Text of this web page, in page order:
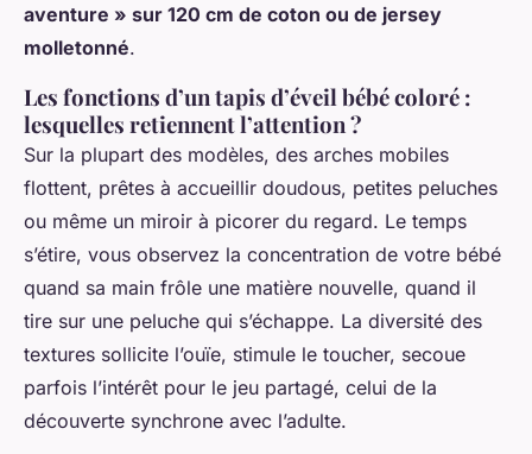
aventure » sur 120 cm de coton ou de jersey
molletonné.
Les fonctions d’un tapis d’éveil bébé coloré :
lesquelles retiennent l’attention ?
Sur la plupart des modèles, des arches mobiles
flottent, prêtes à accueillir doudous, petites peluches
ou même un miroir à picorer du regard. Le temps
s’étire, vous observez la concentration de votre bébé
quand sa main frôle une matière nouvelle, quand il
tire sur une peluche qui s’échappe. La diversité des
textures sollicite l’ouïe, stimule le toucher, secoue
parfois l’intérêt pour le jeu partagé, celui de la
découverte synchrone avec l’adulte.